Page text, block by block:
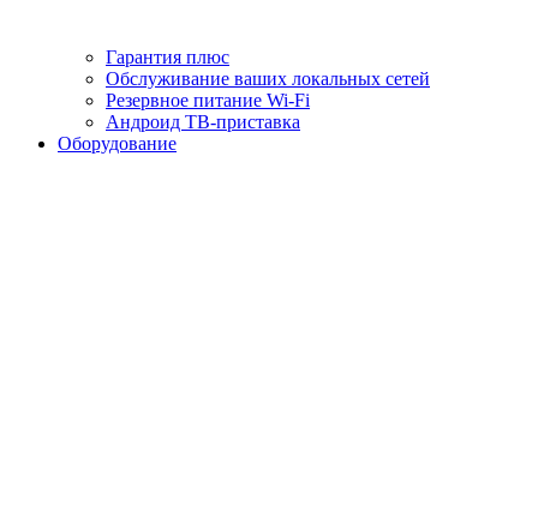
Гарантия плюс
Обслуживание ваших локальных сетей
Резервное питание Wi-Fi
Андроид ТВ-приставка
Оборудование